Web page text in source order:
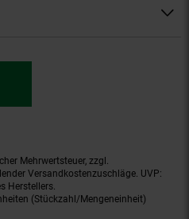
Mehrwertsteuer, zzgl.
Versandkostenzuschläge. UVP:
Herstellers.
(Stückzahl/Mengeneinheit)